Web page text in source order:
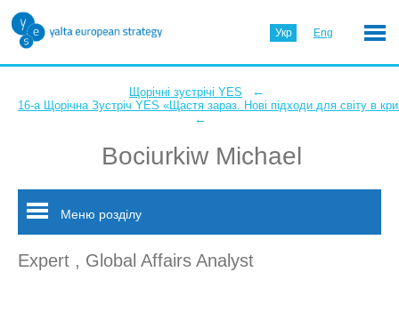
Укр Eng
Щорічні зустрічі YES ←
16-а Щорічна Зустріч YES «Щастя зараз. Нові підходи для світу в
←
Bociurkiw Michael
Меню розділу
Expert , Global Affairs Analyst